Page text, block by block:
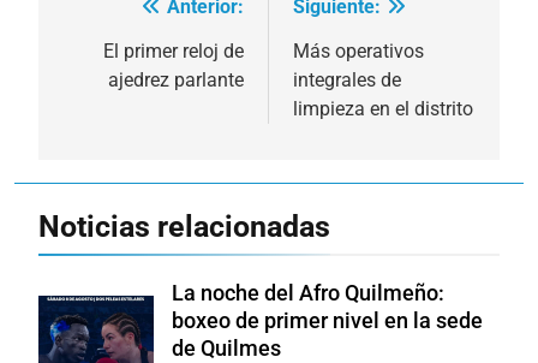
Navegación
entradas
Anterior:
El primer reloj de
ajedrez parlante
Siguiente:
Más operativos
integrales de
limpieza en el distrito
Noticias relacionadas
La noche del Afro Quilmeño:
boxeo de primer nivel en la sede
de Quilmes